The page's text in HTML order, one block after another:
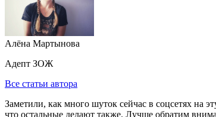
Алёна Мартынова
Адепт ЗОЖ
Все статьи автора
Заметили, как много шуток сейчас в соцсетях на
что остальные делают также. Лучше обратим